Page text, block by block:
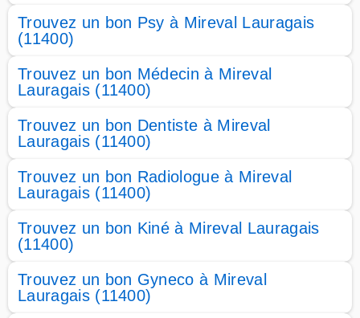
Trouvez un bon Psy à Mireval Lauragais
(11400)
Trouvez un bon Médecin à Mireval
Lauragais (11400)
Trouvez un bon Dentiste à Mireval
Lauragais (11400)
Trouvez un bon Radiologue à Mireval
Lauragais (11400)
Trouvez un bon Kiné à Mireval Lauragais
(11400)
Trouvez un bon Gyneco à Mireval
Lauragais (11400)